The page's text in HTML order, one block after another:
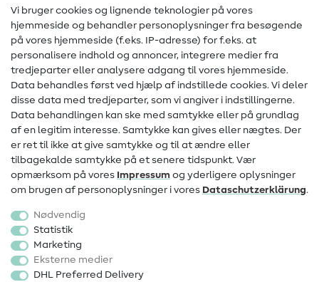
Syvejledninger
Hjælp & kontakt
Kontakt
Information om ændring af operatør
FAQ
Fortrydelsesret
Populært
Sytilbehør
Udsalg
Vi bruger cookies og lignende teknologier på vores
hjemmeside og behandler personoplysninger fra besøgende
på vores hjemmeside (f.eks. IP-adresse) for f.eks. at
personalisere indhold og annoncer, integrere medier fra
tredjeparter eller analysere adgang til vores hjemmeside.
Data behandles først ved hjælp af indstillede cookies. Vi deler
disse data med tredjeparter, som vi angiver i indstillingerne.
Data behandlingen kan ske med samtykke eller på grundlag
af en legitim interesse. Samtykke kan gives eller nægtes. Der
er ret til ikke at give samtykke og til at ændre eller
tilbagekalde samtykke på et senere tidspunkt. Vær
opmærksom på vores Impressum og yderligere oplysninger
om brugen af personoplysninger i vores Data­schutz­erklärung.
Nødvendig
Statistik
Marketing
Eksterne medier
DHL Preferred Delivery